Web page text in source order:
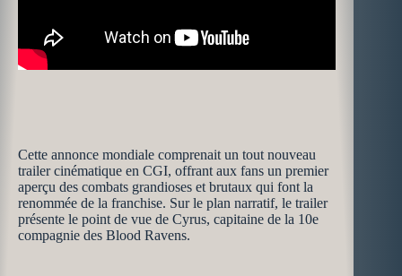
Cette annonce mondiale comprenait un tout nouveau
trailer cinématique en CGI, offrant aux fans un premier
aperçu des combats grandioses et brutaux qui font la
renommée de la franchise. Sur le plan narratif, le trailer
présente le point de vue de Cyrus, capitaine de la 10e
compagnie des Blood Ravens.